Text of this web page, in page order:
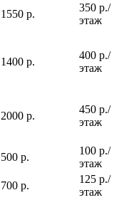
1550 р.
350 р./
этаж
1400 р.
400 р./
этаж
2000 р.
450 р./
этаж
500 р.
100 р./
этаж
700 р.
125 р./
этаж